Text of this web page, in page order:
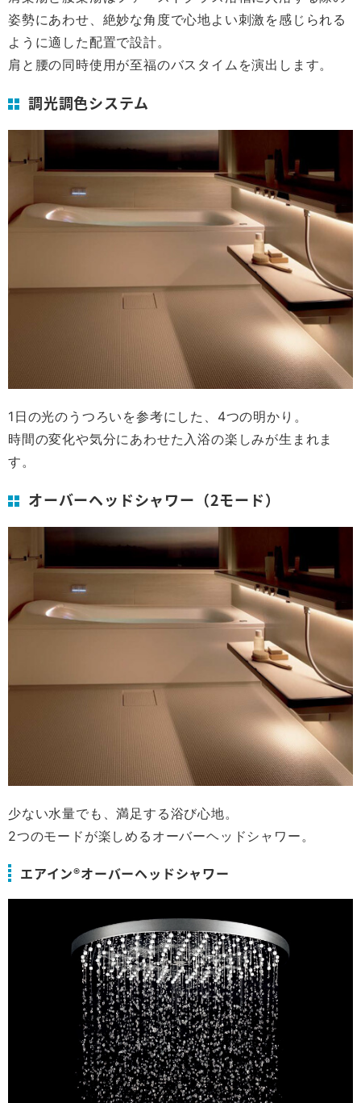
姿勢にあわせ、絶妙な角度で心地よい刺激を感じられる
ように適した配置で設計。
肩と腰の同時使用が至福のバスタイムを演出します。
調光調色システム
1日の光のうつろいを参考にした、4つの明かり。
時間の変化や気分にあわせた入浴の楽しみが生まれま
す。
オーバーヘッドシャワー（2モード）
少ない水量でも、満足する浴び心地。
2つのモードが楽しめるオーバーヘッドシャワー。
エアイン®オーバーヘッドシャワー